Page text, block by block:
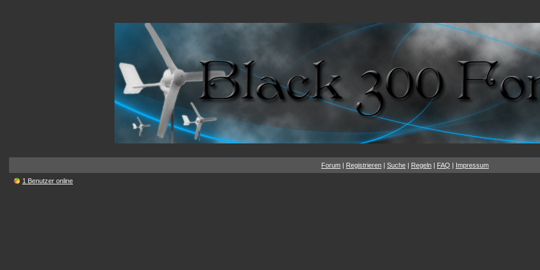
Forum | Registrieren | Suche | Regeln | FAQ | Impressum
1 Benutzer online